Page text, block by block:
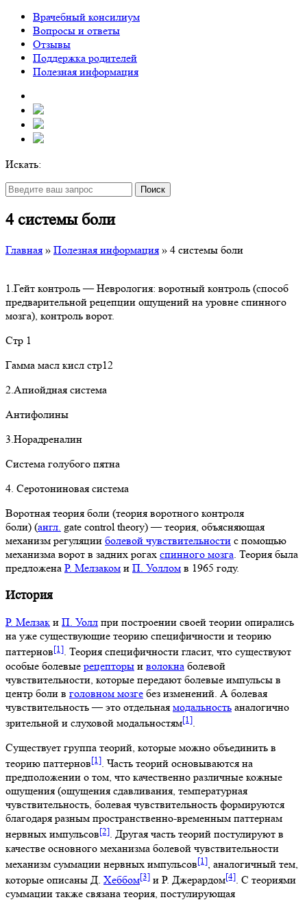
Врачебный консилиум
Вопросы и ответы
Отзывы
Поддержка родителей
Полезная информация
Искать:
Поиск
4 системы боли
Главная » Полезная информация » 4 системы боли
1.Гейт контроль — Неврология: воротный контроль (способ
предварительной рецепции ощущений на уровне спинного
мозга), контроль ворот.
Стр 1
Гамма масл кисл стр12
2.Апиойдная система
Антифолины
3.Норадреналин
Система голубого пятна
4. Серотониновая система
Воротная теория боли (теория воротного контроля
боли) (англ. gate control theory) — теория, объясняющая
механизм регуляции болевой чувствительности с помощью
механизма ворот в задних рогах спинного мозга. Теория была
предложена Р. Мелзаком и П. Уоллом в 1965 году.
История
Р. Мелзак и П. Уолл при построении своей теории опирались
на уже существующие теорию специфичности и теорию
паттернов[1]. Теория специфичности гласит, что существуют
особые болевые рецепторы и волокна болевой
чувствительности, которые передают болевые импульсы в
центр боли в головном мозге без изменений. А болевая
чувствительность — это отдельная модальность аналогично
зрительной и слуховой модальностям[1].
Существует группа теорий, которые можно объединить в
теорию паттернов[1]. Часть теорий основываются на
предположении о том, что качественно различные кожные
ощущения (ощущения сдавливания, температурная
чувствительность, болевая чувствительность формируются
благодаря разным пространственно-временным паттернам
нервных импульсов[2]. Другая часть теорий постулируют в
качестве основного механизма болевой чувствительности
механизм суммации нервных импульсов[1], аналогичный тем,
которые описаны Д. Хеббом[3] и Р. Джерардом[4]. С теориями
суммации также связана теория, постулирующая